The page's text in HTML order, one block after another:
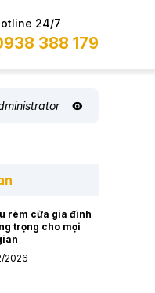
24/7
388 179
rèm cửa gia đình
trọng cho mọi
2026